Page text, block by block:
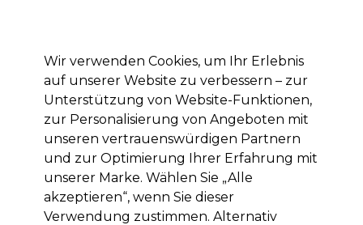
Anmelden
Marken Deals Haare Elektrogeräte Saloneinrichtung
Lieferung und Lieferzeiten
– mehr erfahren
S-PRO
S-PRO Kindersitz / SitzerHöhung
Wir verwenden Cookies, um Ihr Erlebnis
auf unserer Website zu verbessern – zur
Unterstützung von Website-Funktionen,
zur Personalisierung von Angeboten mit
unseren vertrauenswürdigen Partnern
und zur Optimierung Ihrer Erfahrung mit
unserer Marke. Wählen Sie „Alle
akzeptieren“, wenn Sie dieser
Verwendung zustimmen. Alternativ